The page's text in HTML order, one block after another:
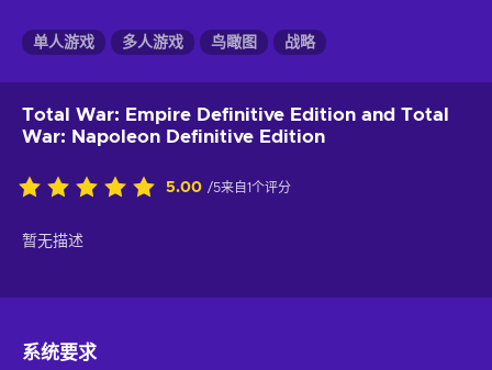
单人游戏 多人游戏 鸟瞰图 战略
Total War: Empire Definitive Edition and Total
War: Napoleon Definitive Edition
5.00 /5来自1个评分
暂无描述
系统要求